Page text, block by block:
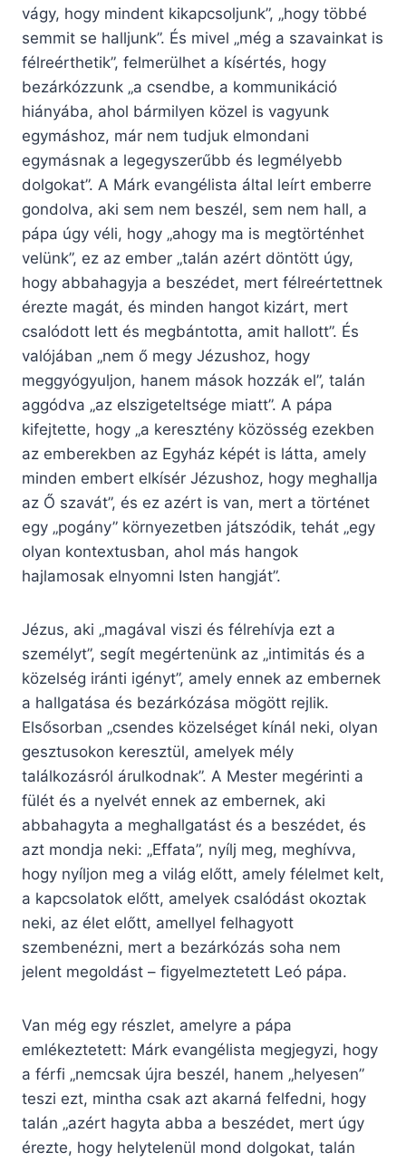
vágy, hogy mindent kikapcsoljunk”, „hogy többé
semmit se halljunk”. És mivel „még a szavainkat is
félreérthetik”, felmerülhet a kísértés, hogy
bezárkózzunk „a csendbe, a kommunikáció
hiányába, ahol bármilyen közel is vagyunk
egymáshoz, már nem tudjuk elmondani
egymásnak a legegyszerűbb és legmélyebb
dolgokat”. A Márk evangélista által leírt emberre
gondolva, aki sem nem beszél, sem nem hall, a
pápa úgy véli, hogy „ahogy ma is megtörténhet
velünk”, ez az ember „talán azért döntött úgy,
hogy abbahagyja a beszédet, mert félreértettnek
érezte magát, és minden hangot kizárt, mert
csalódott lett és megbántotta, amit hallott”. És
valójában „nem ő megy Jézushoz, hogy
meggyógyuljon, hanem mások hozzák el”, talán
aggódva „az elszigeteltsége miatt”. A pápa
kifejtette, hogy „a keresztény közösség ezekben
az emberekben az Egyház képét is látta, amely
minden embert elkísér Jézushoz, hogy meghallja
az Ő szavát”, és ez azért is van, mert a történet
egy „pogány” környezetben játszódik, tehát „egy
olyan kontextusban, ahol más hangok
hajlamosak elnyomni Isten hangját”.
Jézus, aki „magával viszi és félrehívja ezt a
személyt”, segít megértenünk az „intimitás és a
közelség iránti igényt”, amely ennek az embernek
a hallgatása és bezárkózása mögött rejlik.
Elsősorban „csendes közelséget kínál neki, olyan
gesztusokon keresztül, amelyek mély
találkozásról árulkodnak”. A Mester megérinti a
fülét és a nyelvét ennek az embernek, aki
abbahagyta a meghallgatást és a beszédet, és
azt mondja neki: „Effata”, nyílj meg, meghívva,
hogy nyíljon meg a világ előtt, amely félelmet kelt,
a kapcsolatok előtt, amelyek csalódást okoztak
neki, az élet előtt, amellyel felhagyott
szembenézni, mert a bezárkózás soha nem
jelent megoldást – figyelmeztetett Leó pápa.
Van még egy részlet, amelyre a pápa
emlékeztetett: Márk evangélista megjegyzi, hogy
a férfi „nemcsak újra beszél, hanem „helyesen”
teszi ezt, mintha csak azt akarná felfedni, hogy
talán „azért hagyta abba a beszédet, mert úgy
érezte, hogy helytelenül mond dolgokat, talán